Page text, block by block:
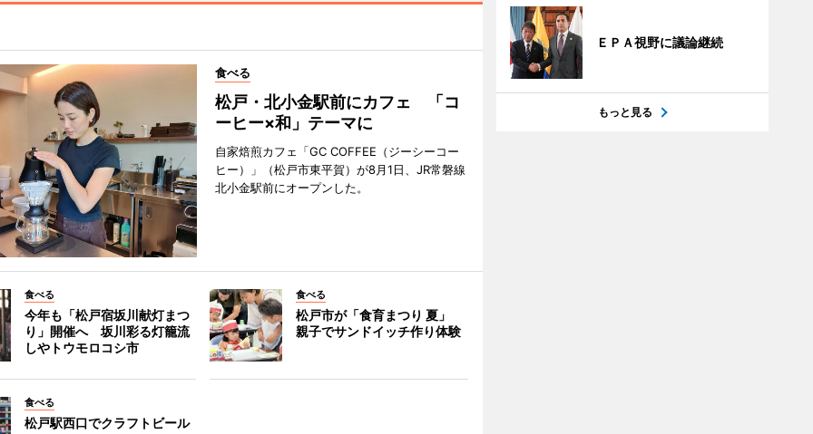
食べる
松戸・北小金駅前にカフェ 「コ
ーヒー×和」テーマに
自家焙煎カフェ「GC COFFEE（ジーシーコー
ヒー）」（松戸市東平賀）が8月1日、JR常磐線
北小金駅前にオープンした。
食べる
今年も「松戸宿坂川献灯まつ
り」開催へ 坂川彩る灯籠流
しやトウモロコシ市
食べる
松戸市が「食育まつり 夏」
親子でサンドイッチ作り体験
食べる
松戸駅西口でクラフトビール
ＥＰＡ視野に議論継続
もっと見る